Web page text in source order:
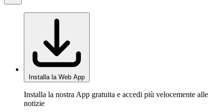
Installa la Web App
Installa la nostra App gratuita e accedi più velocemente alle
notizie